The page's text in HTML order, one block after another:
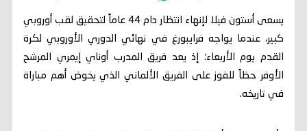
يسعى أستون فيلا لإنهاء انتظار دام 44 عاماً لتحقيق لقب أوروبي
كبير، عندما يواجه فرايبورغ في نهائي الدوري الأوروبي لكرة
القدم يوم الأربعاء؛ إذ يعد فريق المدرب أوناي إيمري المرشح
الأوفر حظاً للفوز على الفريق الألماني الذي يخوض أهم مباراة
في تاريخه.